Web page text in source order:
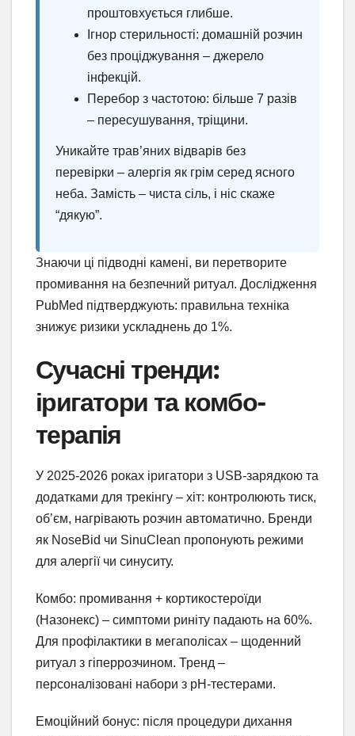
проштовхується глибше.
Ігнор стерильності: домашній розчин
без проціджування – джерело
інфекцій.
Перебор з частотою: більше 7 разів
– пересушування, тріщини.
Уникайте трав’яних відварів без
перевірки – алергія як грім серед ясного
неба. Замість – чиста сіль, і ніс скаже
“дякую”.
Знаючи ці підводні камені, ви перетворите
промивання на безпечний ритуал. Дослідження
PubMed підтверджують: правильна техніка
знижує ризики ускладнень до 1%.
Сучасні тренди:
іригатори та комбо-
терапія
У 2025-2026 роках іригатори з USB-зарядкою та
додатками для трекінгу – хіт: контролюють тиск,
об’єм, нагрівають розчин автоматично. Бренди
як NoseBid чи SinuClean пропонують режими
для алергії чи синуситу.
Комбо: промивання + кортикостероїди
(Назонекс) – симптоми риніту падають на 60%.
Для профілактики в мегаполісах – щоденний
ритуал з гіперрозчином. Тренд –
персоналізовані набори з pH-тестерами.
Емоційний бонус: після процедури дихання